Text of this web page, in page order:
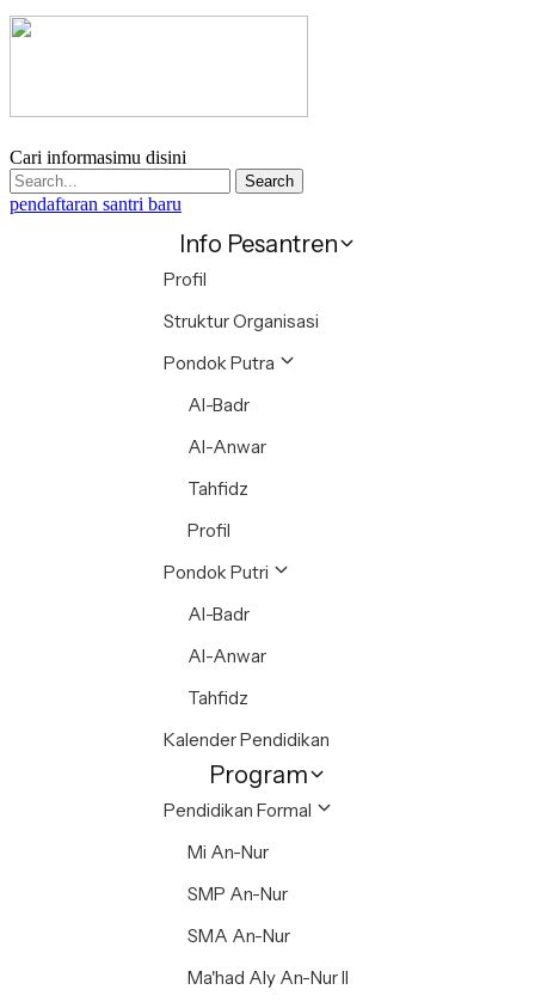
Cari informasimu disini
Search
pendaftaran santri baru
Info Pesantren
Profil
Struktur Organisasi
Pondok Putra
Al-Badr
Al-Anwar
Tahfidz
Profil
Pondok Putri
Al-Badr
Al-Anwar
Tahfidz
Kalender Pendidikan
Program
Pendidikan Formal
Mi An-Nur
SMP An-Nur
SMA An-Nur
Ma'had Aly An-Nur II